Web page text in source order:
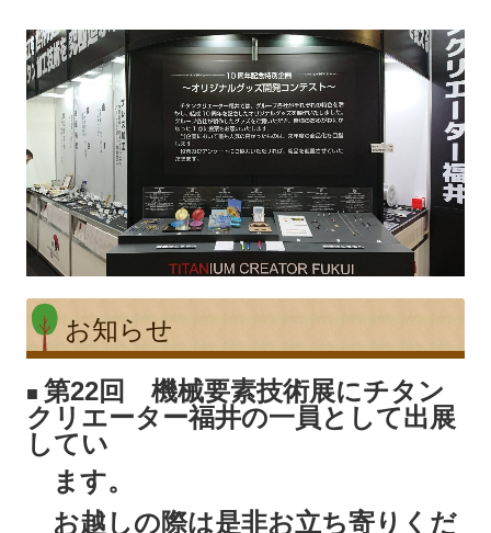
お知らせ
■第22回 機械要素技術展にチタン
クリエーター福井の一員として出展
してい
ます。
お越しの際は是非お立ち寄りくだ